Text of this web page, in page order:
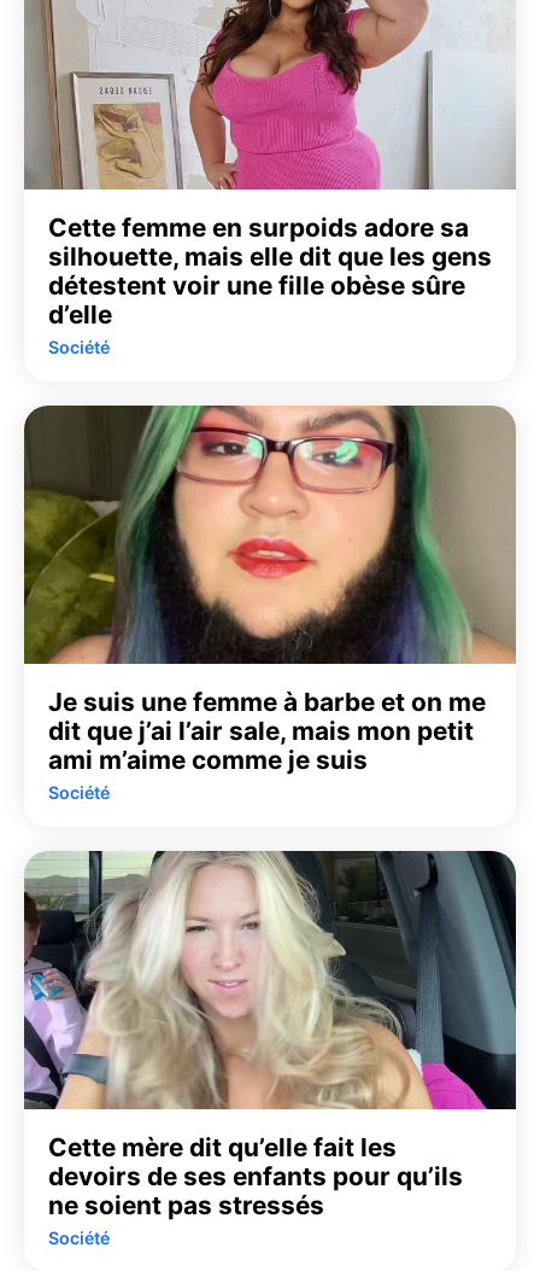
Cette femme en surpoids adore sa
silhouette, mais elle dit que les gens
détestent voir une fille obèse sûre
d’elle
Société
Je suis une femme à barbe et on me
dit que j’ai l’air sale, mais mon petit
ami m’aime comme je suis
Société
Cette mère dit qu’elle fait les
devoirs de ses enfants pour qu’ils
ne soient pas stressés
Société